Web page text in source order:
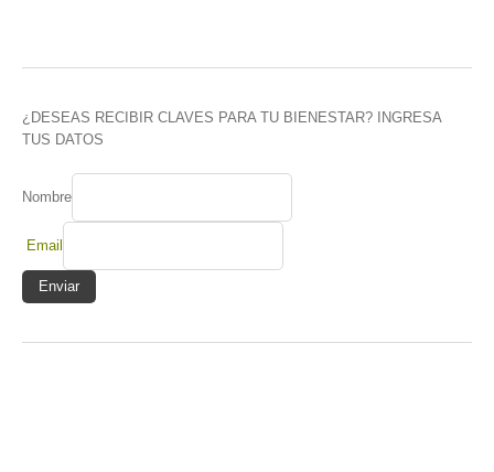
¿DESEAS RECIBIR CLAVES PARA TU BIENESTAR? INGRESA
TUS DATOS
Nombre
Email